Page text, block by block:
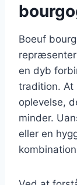
Boeuf
en dyb
tradition. At
oplevelse,
minder.
eller en